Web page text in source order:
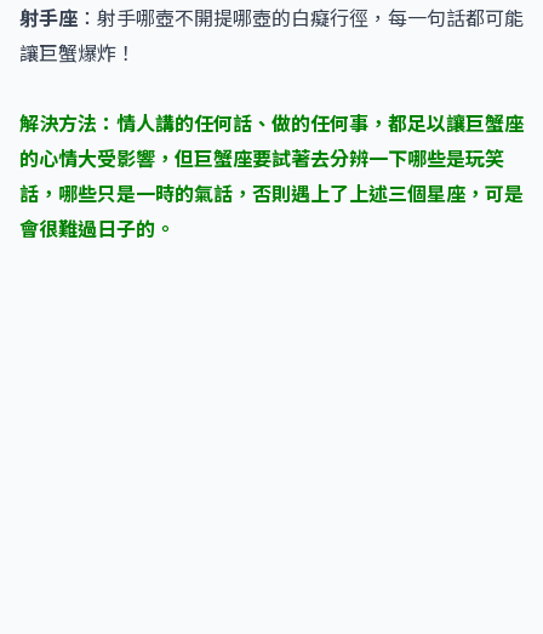
射手座 ：射手哪壺不開提哪壺的白癡行徑，每一句話都可能
讓巨蟹爆炸！
解決方法：情人講的任何話、做的任何事，都足以讓巨蟹座
的心情大受影響，但巨蟹座要試著去分辨一下哪些是玩笑
話，哪些只是一時的氣話，否則遇上了上述三個星座，可是
會很難過日子的。